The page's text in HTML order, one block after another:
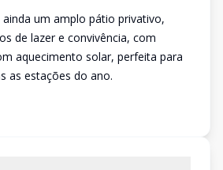
ainda um amplo pátio privativo,
de lazer e convivência, com
aquecimento solar, perfeita para
as estações do ano.